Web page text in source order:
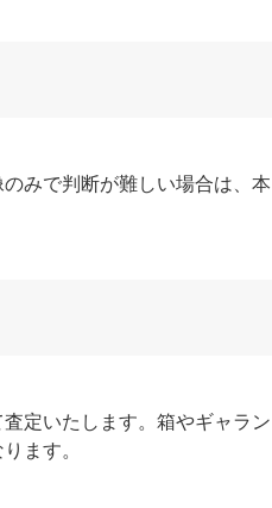
みで判断が難しい場合は、本
定いたします。箱やギャラン
ます。